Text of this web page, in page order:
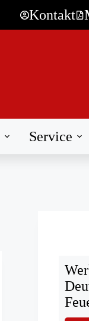
Kontakt
Service